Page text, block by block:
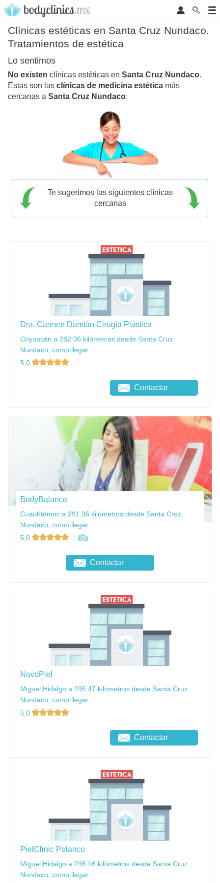
Clínicas estéticas en Santa Cruz Nundaco.
Tratamientos de estética
Lo sentimos
No existen clínicas estéticas en Santa Cruz Nundaco.
Estas son las clínicas de medicina estética más
cercanas a Santa Cruz Nundaco:
Te sugerimos las siguientes clínicas
cercanas
Dra. Carmen Damián Cirugía Plástica
Coyoacán a 282.06 kilómetros desde Santa Cruz
Nundaco, como llegar
5,0
Contactar
BodyBalance
Cuauhtémoc a 291.36 kilómetros desde Santa Cruz
Nundaco, como llegar
5,0
Contactar
NovoPiel
Miguel Hidalgo a 295.47 kilómetros desde Santa Cruz
Nundaco, como llegar
5,0
Contactar
PielClinic Polanco
Miguel Hidalgo a 296.16 kilómetros desde Santa Cruz
Nundaco, como llegar